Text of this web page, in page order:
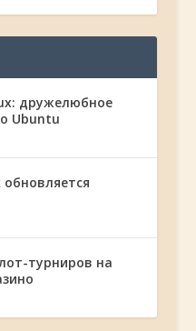
дружелюбное
Ubuntu
турниров на